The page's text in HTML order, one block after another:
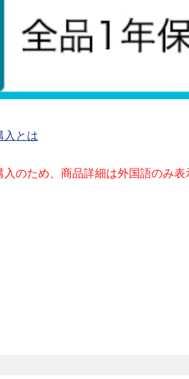
入とは
入のため、商品詳細は外国語のみ表